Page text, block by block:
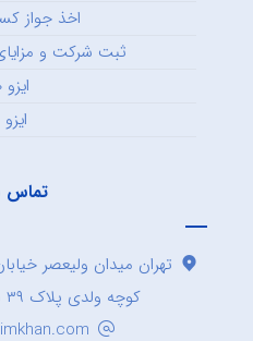
اخذ جواز
ثبت شرکت و
ایزو ۲۲۰۰۰
ایزو ۱۰۰۰۲
تماس
تهران میدان ولیعصر
کوچه ولدی پلاک ۳۹ ساختمان کریم خان